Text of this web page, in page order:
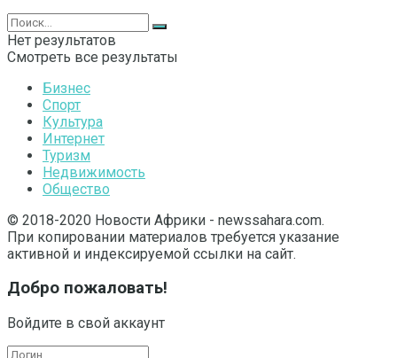
Нет результатов
Смотреть все результаты
Бизнес
Спорт
Культура
Интернет
Туризм
Недвижимость
Общество
© 2018-2020 Новости Африки - newssahara.com.
При копировании материалов требуется указание
активной и индексируемой ссылки на сайт.
Добро пожаловать!
Войдите в свой аккаунт